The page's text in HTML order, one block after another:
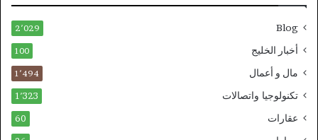
Blog 2٬029
أخبار الخليج 100
مال و أعمال 1٬494
تكنولوجيا واتصالات 1٬323
عقارات 60